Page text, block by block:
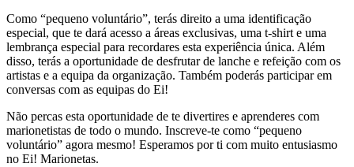
Como “pequeno voluntário”, terás direito a uma identificação
especial, que te dará acesso a áreas exclusivas, uma t-shirt e uma
lembrança especial para recordares esta experiência única. Além
disso, terás a oportunidade de desfrutar de lanche e refeição com os
artistas e a equipa da organização. Também poderás participar em
conversas com as equipas do Ei!
Não percas esta oportunidade de te divertires e aprenderes com
marionetistas de todo o mundo. Inscreve-te como “pequeno
voluntário” agora mesmo! Esperamos por ti com muito entusiasmo
no Ei! Marionetas.